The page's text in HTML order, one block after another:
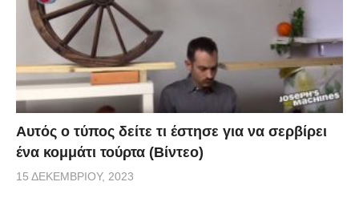
Αυτός ο τύπος δείτε τι έστησε για να σερβίρει
ένα κομμάτι τούρτα (Βίντεο)
15 ΔΕΚΕΜΒΡΊΟΥ, 2023